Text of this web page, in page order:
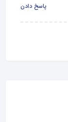
پاسخ دادن